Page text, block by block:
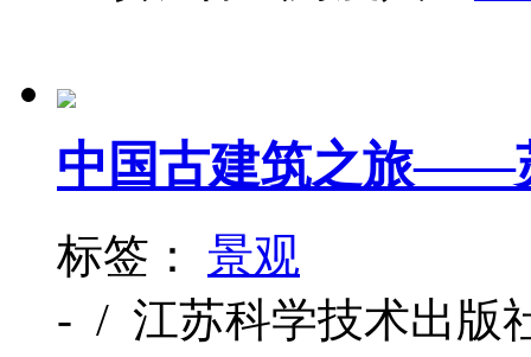
中国古建筑之旅——
标签： 景观
- / 江苏科学技术出版